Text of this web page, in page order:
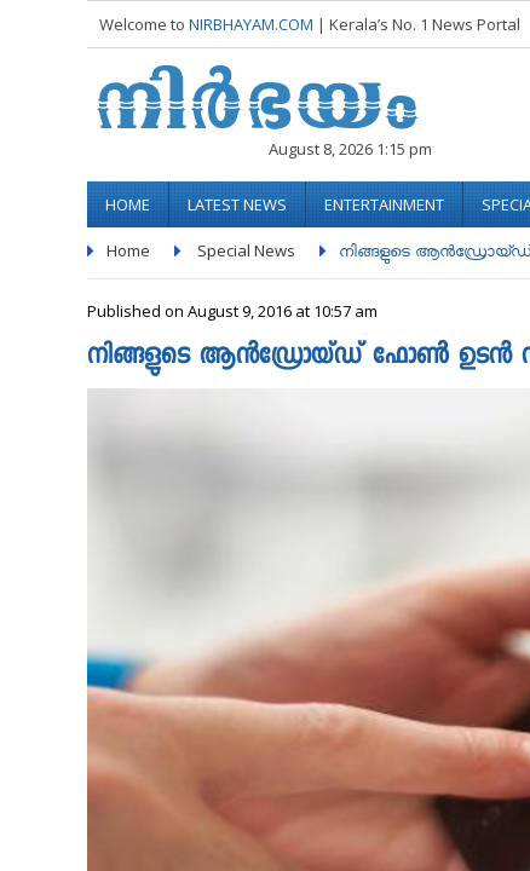
Welcome to NIRBHAYAM.COM | Kerala’s No. 1 News Portal
August 8, 2026 1:15 pm
HOME LATEST NEWS ENTERTAINMENT
Home Special News നിങ്ങളുടെ
Published on August 9, 2016 at 10:57 am
നിങ്ങളുടെ ആന്‍ഡ്രോയ്ഡ് ഫോണ്‍ ഉടന്‍